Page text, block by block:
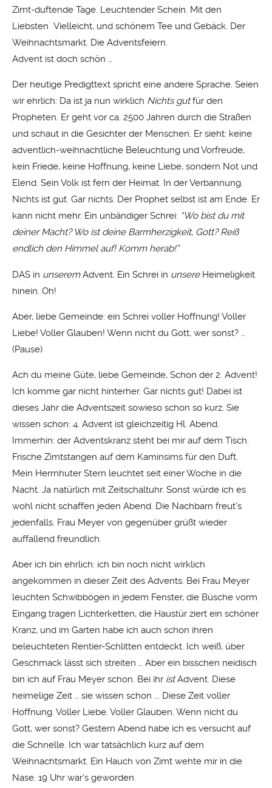
Zimt-duftende Tage. Leuchtender Schein. Mit den
Liebsten Vielleicht, und schönem Tee und Gebäck. Der
Weihnachtsmarkt. Die Adventsfeiern.
Advent ist doch schön …
Der heutige Predigttext spricht eine andere Sprache. Seien
wir ehrlich: Da ist ja nun wirklich Nichts gutfür den
Propheten. Er geht vor ca. 2500 Jahren durch die Straßen
und schaut in die Gesichter der Menschen. Er sieht: keine
adventlich-weihnachtliche Beleuchtung und Vorfreude,
kein Friede, keine Hoffnung, keine Liebe, sondern Not und
Elend. Sein Volk ist fern der Heimat. In der Verbannung.
Nichts ist gut. Gar nichts. Der Prophet selbst ist am Ende. Er
kann nicht mehr. Ein unbändiger Schrei: “Wo bist du mit
deiner Macht? Wo ist deine Barmherzigkeit, Gott? Reiß
endlich den Himmel auf! Komm herab!”
DAS in unseremAdvent. Ein Schrei in unsereHeimeligkeit
hinein. Oh!
Aber, liebe Gemeinde: ein Schrei voller Hoffnung! Voller
Liebe! Voller Glauben! Wenn nicht du Gott, wer sonst? …
(Pause)
Ach du meine Güte, liebe Gemeinde, Schon der 2. Advent!
Ich komme gar nicht hinterher. Gar nichts gut! Dabei ist
dieses Jahr die Adventszeit sowieso schon so kurz. Sie
wissen schon: 4. Advent ist gleichzeitig Hl. Abend.
Immerhin: der Adventskranz steht bei mir auf dem Tisch.
Frische Zimtstangen auf dem Kaminsims für den Duft.
Mein Herrnhuter Stern leuchtet seit einer Woche in die
Nacht. Ja natürlich mit Zeitschaltuhr. Sonst würde ich es
wohl nicht schaffen jeden Abend. Die Nachbarn freut’s
jedenfalls. Frau Meyer von gegenüber grüßt wieder
auffallend freundlich.
Aber ich bin ehrlich: ich bin noch nicht wirklich
angekommen in dieser Zeit des Advents. Bei Frau Meyer
leuchten Schwibbögen in jedem Fenster, die Büsche vorm
Eingang tragen Lichterketten, die Haustür ziert ein schöner
Kranz, und im Garten habe ich auch schon ihren
beleuchteten Rentier-Schlitten entdeckt. Ich weiß, über
Geschmack lässt sich streiten … Aber ein bisschen neidisch
bin ich auf Frau Meyer schon. Bei ihr istAdvent. Diese
heimelige Zeit … sie wissen schon ... Diese Zeit voller
Hoffnung. Voller Liebe. Voller Glauben. Wenn nicht du
Gott, wer sonst? Gestern Abend habe ich es versucht auf
die Schnelle. Ich war tatsächlich kurz auf dem
Weihnachtsmarkt. Ein Hauch von Zimt wehte mir in die
Nase. 19 Uhr war’s geworden.